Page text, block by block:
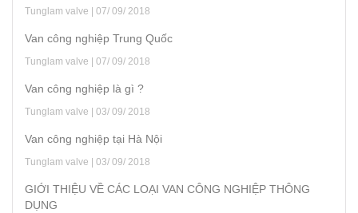
Tunglam valve | 07/ 09/ 2018
Van công nghiệp Trung Quốc
Tunglam valve | 07/ 09/ 2018
Van công nghiệp là gì ?
Tunglam valve | 03/ 09/ 2018
Van công nghiệp tại Hà Nội
Tunglam valve | 03/ 09/ 2018
GIỚI THIỆU VỀ CÁC LOẠI VAN CÔNG NGHIỆP THÔNG
DỤNG